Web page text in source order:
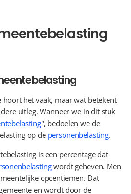
het vaak, maar wat betekent
uitleg. Wanneer we in dit stuk
", bedoelen we de
op de personenbelasting.
is een percentage dat
wordt geheven. Men
opcentiemen. Dat
en wordt door de